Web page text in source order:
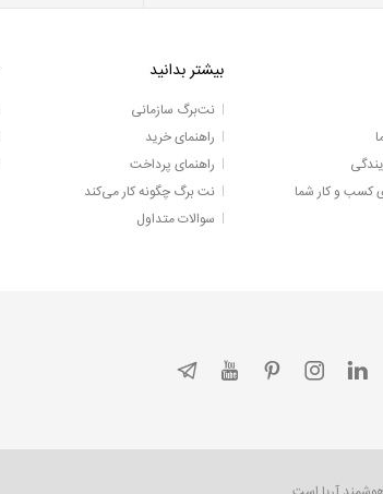
کسب و کار شما
بیشتر بدانید
نت‌برگ سازمانی
راهنمای خرید
راهنمای پرداخت
نت برگ چگونه کار می‌کند
سوالات متداول